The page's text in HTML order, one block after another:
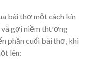
bài thơ một cách kín
và gợi niềm thương
phần cuối bài thơ, khi
lên: